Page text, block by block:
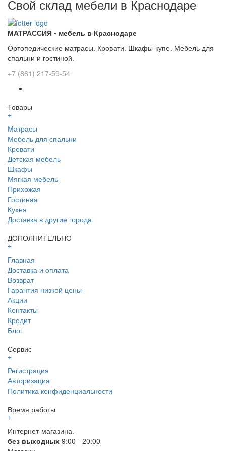
Свой склад мебели в Краснодаре
МАТРАССИЯ - мебель в Краснодаре
Ортопедические матрасы. Кровати. Шкафы-купе. Мебель для
спальни и гостиной.
+7 (861) 217-59-54
Товары
+
Матрасы
Мебель для спальни
Кровати
Детская мебель
Шкафы
Мягкая мебель
Прихожая
Гостиная
Кухня
Доставка в другие города
ДОПОЛНИТЕЛЬНО
+
Главная
Доставка и оплата
Возврат
Гарантия низкой цены
Акции
Контакты
Кредит
Блог
Сервис
+
Регистрация
Авторизация
Политика конфиденциальности
Время работы
+
Интернет-магазина.
без выходных 9:00 - 20:00